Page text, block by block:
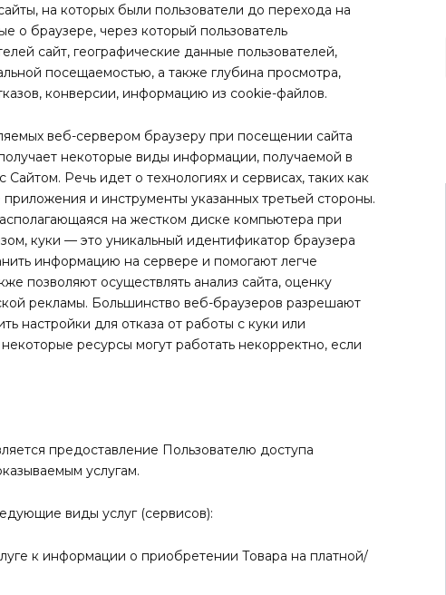
на которых были пользователи до перехода на
о браузере, через который пользователь
сайт, географические данные пользователей,
посещаемостью, а также глубина просмотра,
конверсии, информацию из cookie-файлов.
веб-сервером браузеру при посещении сайта
некоторые виды информации, получаемой в
Речь идет о технологиях и сервисах, таких как
и инструменты указанных третьей стороны.
на жестком диске компьютера при
куки — это уникальный идентификатор браузера
информацию на сервере и помогают легче
позволяют осуществлять анализ сайта, оценку
рекламы. Большинство веб-браузеров разрешают
настройки для отказа от работы с куки или
ресурсы могут работать некорректно, если
предоставление Пользователю доступа
услугам.
виды услуг (сервисов):
к информации о приобретении Товара на платной/